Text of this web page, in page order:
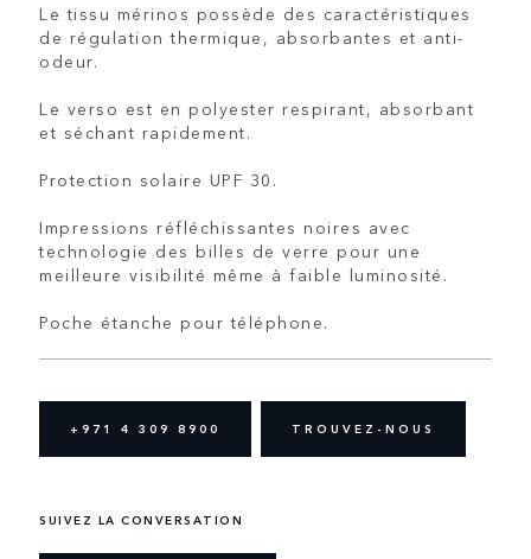
Le tissu mérinos possède des caractéristiques
de régulation thermique, absorbantes et anti-
odeur.
Le verso est en polyester respirant, absorbant
et séchant rapidement.
Protection solaire UPF 30.
Impressions réfléchissantes noires avec
technologie des billes de verre pour une
meilleure visibilité même à faible luminosité.
Poche étanche pour téléphone.
+971 4 309 8900 TROUVEZ-NOUS
SUIVEZ LA CONVERSATION